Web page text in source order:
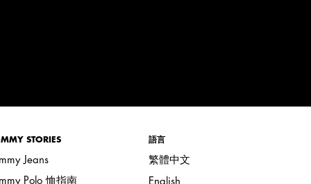
STORIES
Jeans
Polo 恤指南
語言
繁體中文
English